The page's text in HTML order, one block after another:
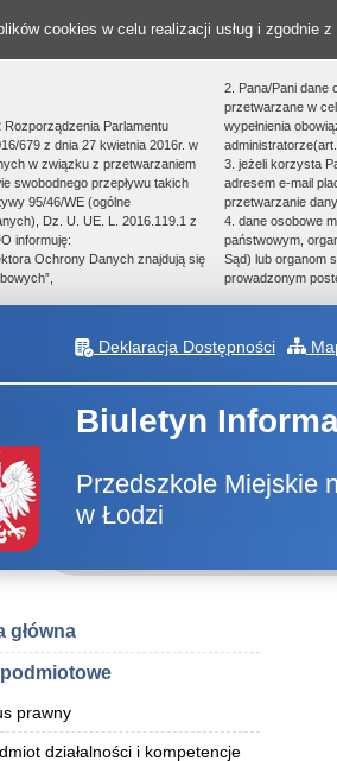
cookies w celu realizacji usług i zgodnie z
Rozporządzenia Parlamentu
679 z dnia 27 kwietnia 2016r. w
w związku z przetwarzaniem
swobodnego przepływu takich
95/46/WE (ogólne
Dz. U. UE. L. 2016.119.1 z
informuję:
Ochrony Danych znajdują się
2. Pana/Pani dane
przetwarzane w
wypełnienia
3. jeżeli korzysta
adresem e-mail
przetwarzanie
4. dane osobowe
państwowym,
Sąd) lub organom
prowadzonym
Deklaracja Dostępności
Biuletyn
Przedszkole Miejskie
w Łodzi
główna
podmiotowe
prawny
działalności i kompetencje